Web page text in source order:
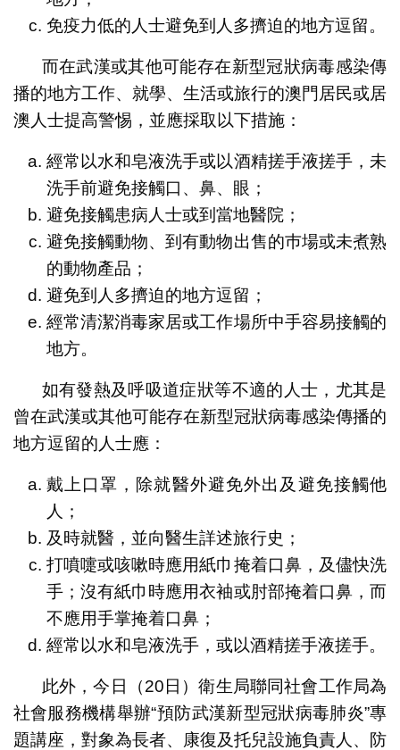
免疫力低的人士避免到人多擠迫的地方逗留。
而在武漢或其他可能存在新型冠狀病毒感染傳
播的地方工作、就學、生活或旅行的澳門居民或居
澳人士提高警惕，並應採取以下措施：
經常以水和皂液洗手或以酒精搓手液搓手，未
洗手前避免接觸口、鼻、眼；
避免接觸患病人士或到當地醫院；
避免接觸動物、到有動物出售的巿場或未煮熟
的動物產品；
避免到人多擠迫的地方逗留；
經常清潔消毒家居或工作場所中手容易接觸的
地方。
如有發熱及呼吸道症狀等不適的人士，尤其是
曾在武漢或其他可能存在新型冠狀病毒感染傳播的
地方逗留的人士應：
戴上口罩，除就醫外避免外出及避免接觸他
人；
及時就醫，並向醫生詳述旅行史；
打噴嚏或咳嗽時應用紙巾掩着口鼻，及儘快洗
手；沒有紙巾時應用衣袖或肘部掩着口鼻，而
不應用手掌掩着口鼻；
經常以水和皂液洗手，或以酒精搓手液搓手。
此外，今日（20日）衛生局聯同社會工作局為
社會服務機構舉辦“預防武漢新型冠狀病毒肺炎”專
題講座，對象為長者、康復及托兒設施負責人、防